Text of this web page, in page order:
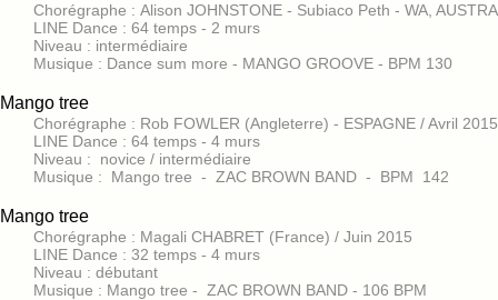
Chorégraphe : Alison JOHNSTONE - Subiaco Peth - WA,
LINE Dance : 64 temps - 2 murs
Niveau : intermédiaire
Musique : Dance sum more - MANGO GROOVE - BPM 130
Mango tree
Chorégraphe : Rob FOWLER (Angleterre) - ESPAGNE / Avril
LINE Dance : 64 temps - 4 murs
Niveau : novice / intermédiaire
Musique : Mango tree - ZAC BROWN BAND - BPM 142
Mango tree
Chorégraphe : Magali CHABRET (France) / Juin 2015
LINE Dance : 32 temps - 4 murs
Niveau : débutant
Musique : Mango tree - ZAC BROWN BAND - 106 BPM